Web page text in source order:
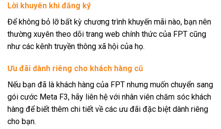
Lời khuyên khi đăng ký
Để không bỏ lỡ bất kỳ chương trình khuyến mãi nào, bạn nên
thường xuyên theo dõi trang web chính thức của FPT cũng
như các kênh truyền thông xã hội của họ.
Ưu đãi dành riêng cho khách hàng cũ
Nếu bạn đã là khách hàng của FPT nhưng muốn chuyển sang
gói cước Meta F3, hãy liên hệ với nhân viên chăm sóc khách
hàng để biết thêm chi tiết về các ưu đãi đặc biệt dành riêng
cho bạn.